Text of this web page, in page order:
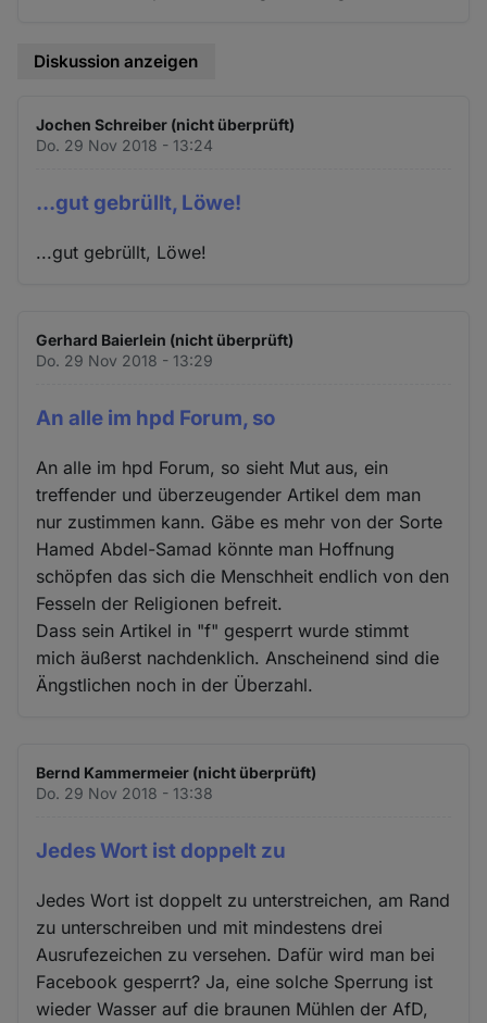
Diskussion anzeigen
Jochen Schreiber (nicht überprüft)
Do. 29 Nov 2018 - 13:24
...gut gebrüllt, Löwe!
...gut gebrüllt, Löwe!
Gerhard Baierlein (nicht überprüft)
Do. 29 Nov 2018 - 13:29
An alle im hpd Forum, so
An alle im hpd Forum, so sieht Mut aus, ein
treffender und überzeugender Artikel dem man
nur zustimmen kann. Gäbe es mehr von der Sorte
Hamed Abdel-Samad könnte man Hoffnung
schöpfen das sich die Menschheit endlich von den
Fesseln der Religionen befreit.
Dass sein Artikel in "f" gesperrt wurde stimmt
mich äußerst nachdenklich. Anscheinend sind die
Ängstlichen noch in der Überzahl.
Bernd Kammermeier (nicht überprüft)
Do. 29 Nov 2018 - 13:38
Jedes Wort ist doppelt zu
Jedes Wort ist doppelt zu unterstreichen, am Rand
zu unterschreiben und mit mindestens drei
Ausrufezeichen zu versehen. Dafür wird man bei
Facebook gesperrt? Ja, eine solche Sperrung ist
wieder Wasser auf die braunen Mühlen der AfD,